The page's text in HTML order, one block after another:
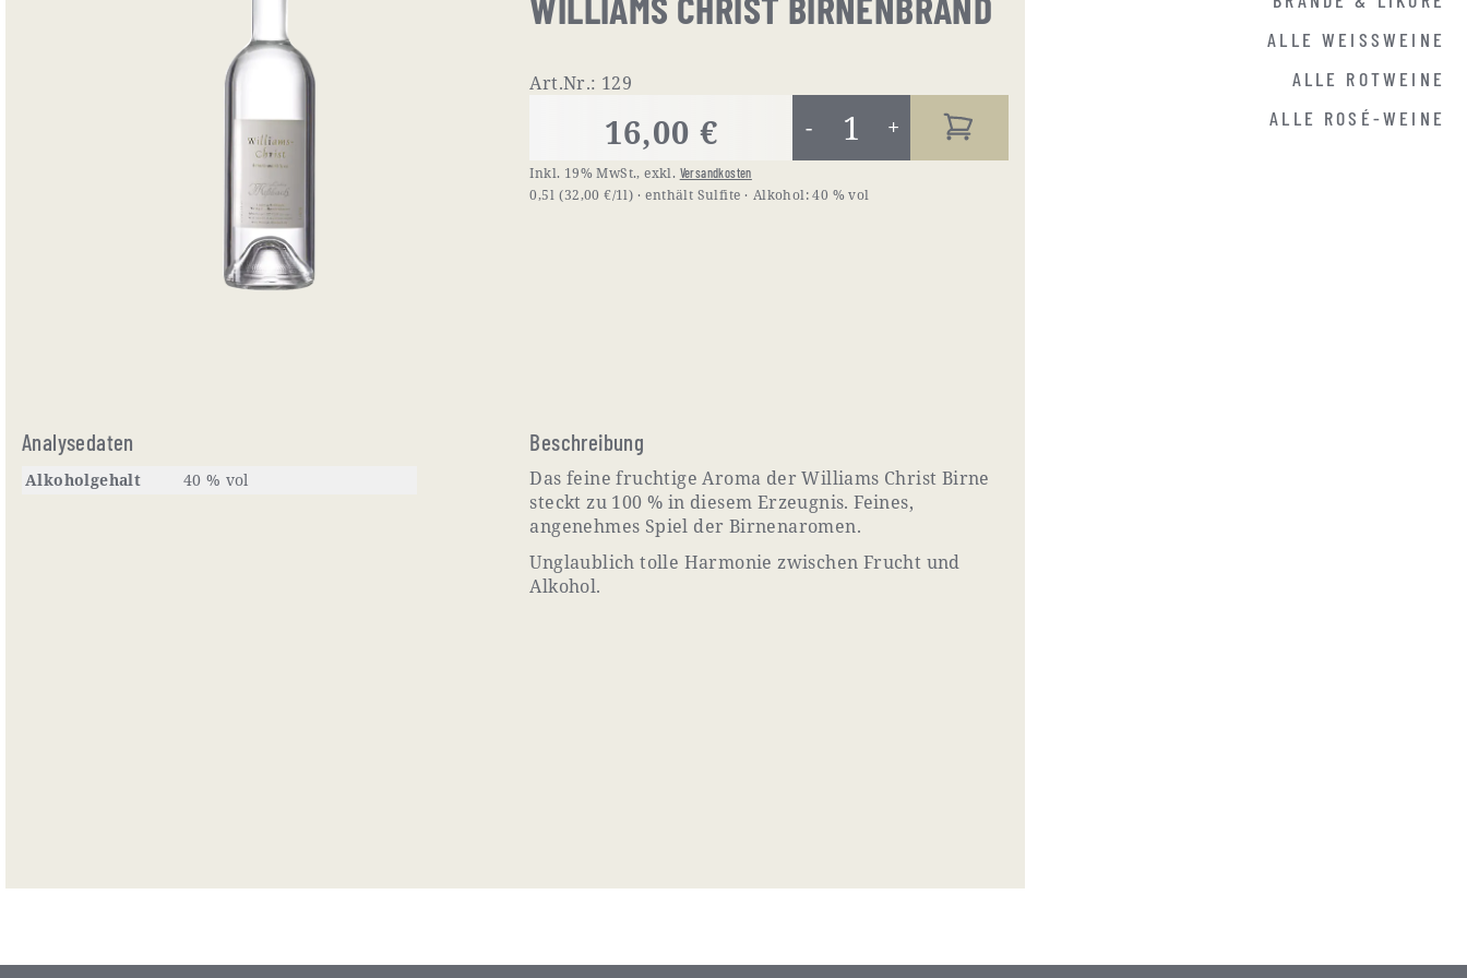
Art.Nr.: 129
16,00 €
Inkl. 19% MwSt.,exkl. Versandkosten
- +
0,5l (32,00 €/1l) enthält Sulfite Alkohol:40 % vol
Beschreibung
Das feine fruchtige Aroma der Williams Christ Birne
steckt zu 100 % in diesem Erzeugnis. Feines,
angenehmes Spiel der Birnenaromen.
Unglaublich tolle Harmonie zwischen Frucht und
Alkohol.
Analysedaten
Alkoholgehalt 40 % vol
ALLE WEISSWEINE
ALLE ROTWEINE
ALLE ROSÉ-WEINE